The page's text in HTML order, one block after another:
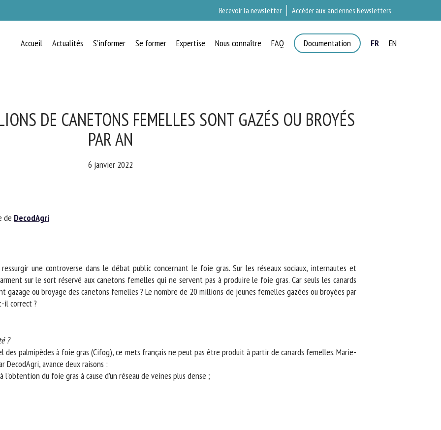
Recevoir la newsletter Accéder aux anciennes Newsletters
Accueil Actualités S’informer Se former Expertise Nous connaître FAQ Documentation FR EN
DE CANETONS FEMELLES SONT GAZÉS OU BROYÉS
PAR AN
6 janvier 2022
deDecodAgri
une controverse dans le débat public concernant le foie gras. Sur les réseaux sociaux, internautes et
sur le sort réservé aux canetons femelles qui ne servent pas à produire le foie gras. Car seuls les canards
gazage ou broyage des canetons femelles ? Le nombre de 20 millions de jeunes femelles gazées ou broyées par
correct ?
palmipèdes à foie gras (Cifog), ce mets français ne peut pas être produit à partir de canards femelles. Marie-
avance deux raisons :
du foie gras à cause d’un réseau de veines plus dense ;
BIEN-ÊTRE ANIMAL
E-mail *
En soumettant ce formulaire, j'accepte que les informations saisies soient
champs suivis de * sont obligatoires